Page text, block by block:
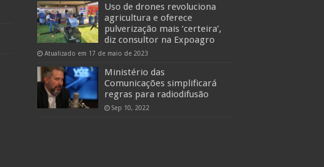
Uso de drones revoluciona
agricultura e oferece
pulverização mais ‘certeira’,
diz consultor na Expoagro
Atualizado em 17 de maio de 2023
Ministério das
Comunicações simplificará
regras para radiodifusão
Sep 10, 2022